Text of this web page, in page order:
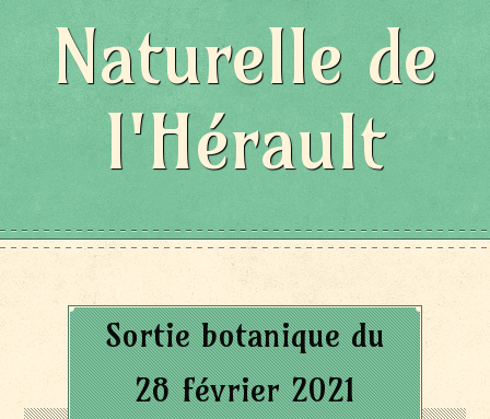
Naturelle de
l'Hérault
Sortie botanique du
28 février 2021